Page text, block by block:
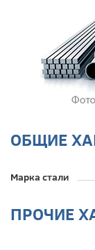
ОБЩИЕ
Марка стали
ПРОЧИЕ